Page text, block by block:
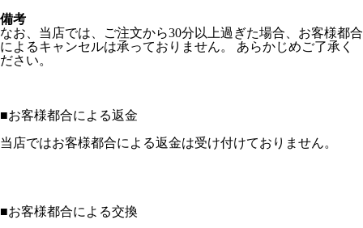
備考
なお、当店では、ご注文から30分以上過ぎた場合、お客様都合
によるキャンセルは承っておりません。 あらかじめご了承く
ださい。
■お客様都合による返金
当店ではお客様都合による返金は受け付けておりません。
■お客様都合による交換